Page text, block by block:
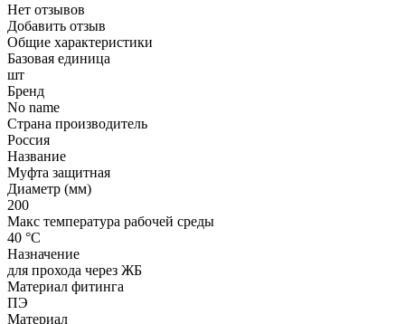
Нет отзывов
Добавить отзыв
Общие характеристики
Базовая единица
шт
Бренд
No name
Страна производитель
Россия
Название
Муфта защитная
Диаметр (мм)
200
Макс температура рабочей среды
40 °С
Назначение
для прохода через ЖБ
Материал фитинга
ПЭ
Материал